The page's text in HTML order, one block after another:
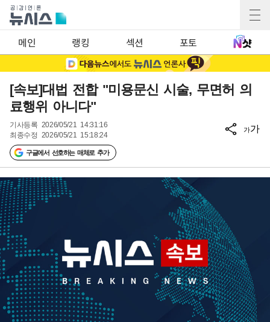
메인 랭킹 섹션 포토
[속보]대법 전합 "미용문신 시술, 무면허 의
료행위 아니다"
기사등록 2026/05/21 14:31:16
최종수정 2026/05/21 15:18:24
구글에서 선호하는 매체로 추가
가가